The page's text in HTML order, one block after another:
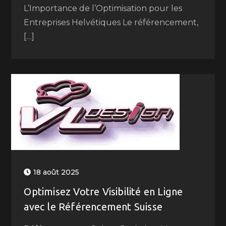
L’Importance de l’Optimisation pour les
Entreprises Helvétiques Le référencement,
[…]
18 août 2025
Optimisez Votre Visibilité en Ligne
avec le Référencement Suisse